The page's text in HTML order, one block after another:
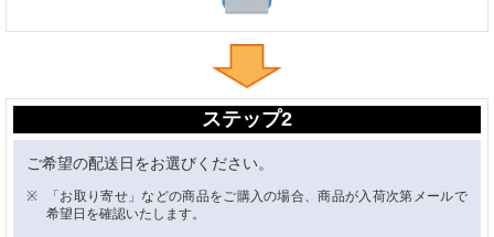
ステップ2
ご希望の配送日をお選びください。
「お取り寄せ」などの商品をご購入の場合、商品が入荷次第メールで
希望日を確認いたします。